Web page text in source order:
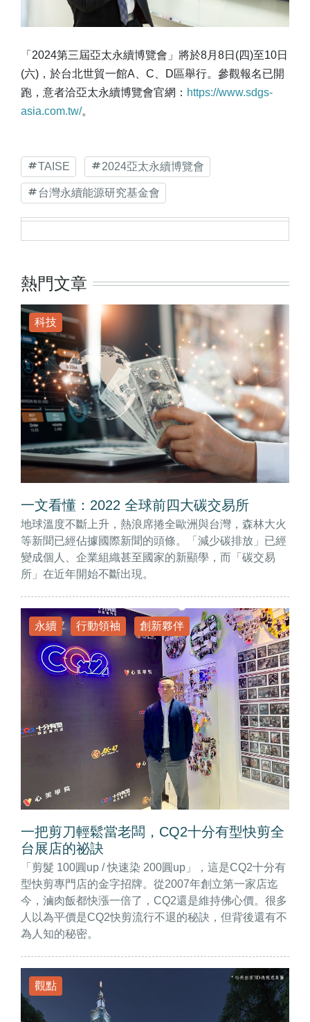
「2024第三屆亞太永續博覽會」將於8月8日(四)至10日
(六)，於台北世貿一館A、C、D區舉行。參觀報名已開
跑，意者洽亞太永續博覽會官網： https://www.sdgs-
asia.com.tw/。
TAISE 2024亞太永續博覽會
台灣永續能源研究基金會
熱門文章
科技
一文看懂：2022 全球前四大碳交易所
地球溫度不斷上升，熱浪席捲全歐洲與台灣，森林大火
等新聞已經佔據國際新聞的頭條。「減少碳排放」已經
變成個人、企業組織甚至國家的新顯學，而「碳交易
所」在近年開始不斷出現。
永續 行動領袖 創新夥伴
一把剪刀輕鬆當老闆，CQ2十分有型快剪全
台展店的祕訣
「剪髮 100圓up / 快速染 200圓up」，這是CQ2十分有
型快剪專門店的金字招牌。從2007年創立第一家店迄
今，滷肉飯都快漲一倍了，CQ2還是維持佛心價。很多
人以為平價是CQ2快剪流行不退的秘訣，但背後還有不
為人知的秘密。
觀點